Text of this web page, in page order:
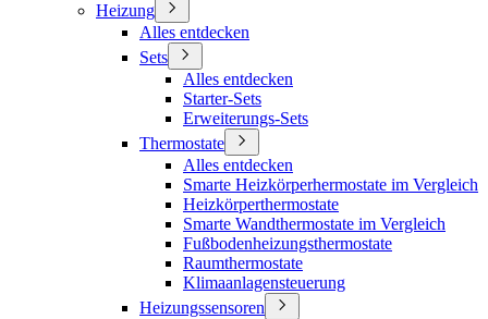
Heizung
Alles entdecken
Sets
Alles entdecken
Starter-Sets
Erweiterungs-Sets
Thermostate
Alles entdecken
Smarte Heizkörperhermostate im Vergleich
Heizkörperthermostate
Smarte Wandthermostate im Vergleich
Fußbodenheizungsthermostate
Raumthermostate
Klimaanlagensteuerung
Heizungssensoren